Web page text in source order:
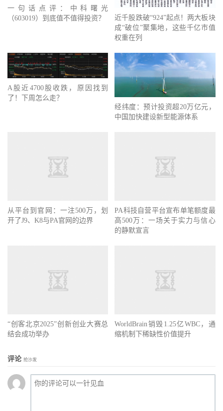
一句话点评：中科曙光
（603019）到底值不值得投资？
近千股跌破“924”起点！两大板块
成“破位”聚集地，这些千亿市值
权重在列
A股近4700股收跌，原因找到
了！下周怎么走？
经纬度：预计投资超20万亿元，
中国加快建设新型能源体系
从平台到官网：一注500万，划
开了J9、K8与PA官网的边界
PA科技自营平台宣布单笔额度最
高500万：一场关于实力与信心
的静默宣言
“创客北京2025”创新创业大赛总
结会成功举办
WorldBrain销毁1.25亿WBC，通
缩机制下稀缺性价值提升
评论 抢沙发